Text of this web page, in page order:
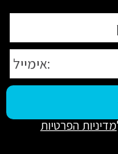
מדיניות הפרטיות